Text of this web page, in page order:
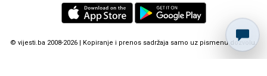
© vijesti.ba 2008-2026 | Kopiranje i prenos sadržaja samo uz pismenu dozvolu.